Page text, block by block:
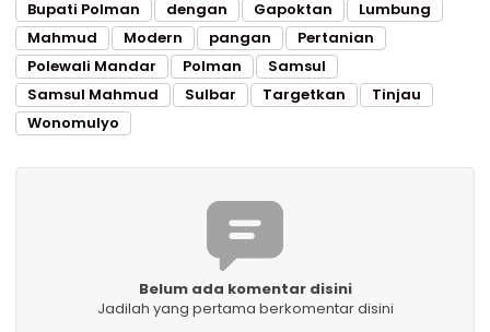
Bupati Polman dengan Gapoktan
Lumbung
Mahmud
Modern pangan
Pertanian
Polewali Mandar
Polman
Samsul
Samsul Mahmud
Sulbar Targetkan
Tinjau
Wonomulyo
Belum ada komentar disini
Jadilah yang pertama berkomentar disini